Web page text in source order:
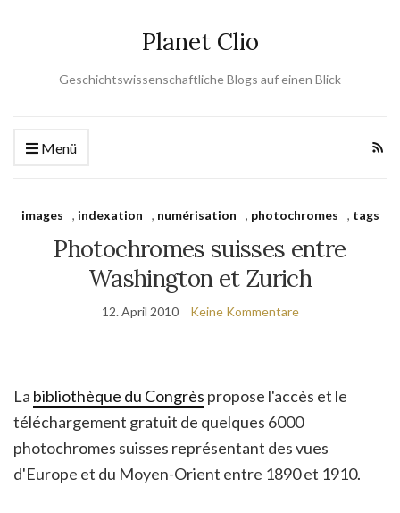
Planet Clio
Geschichtswissenschaftliche Blogs auf einen Blick
Menü
images , indexation , numérisation , photochromes , tags
Photochromes suisses entre
Washington et Zurich
12. April 2010 Keine Kommentare
La bibliothèque du Congrès propose l'accès et le
téléchargement gratuit de quelques 6000
photochromes suisses représentant des vues
d'Europe et du Moyen-Orient entre 1890 et 1910.